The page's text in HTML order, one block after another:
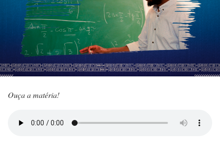
Ouça a matéria!